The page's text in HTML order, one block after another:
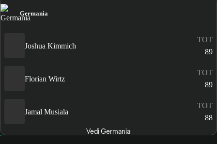
Germania
Joshua Kimmich
TOT
89
Florian Wirtz
TOT
89
Jamal Musiala
TOT
88
Vedi Germania